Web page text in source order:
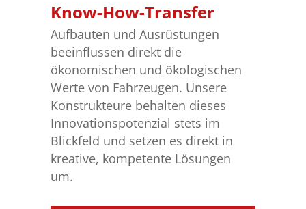
Know-How-Transfer
Aufbauten und Ausrüstungen
beeinflussen direkt die
ökonomischen und ökologischen
Werte von Fahrzeugen. Unsere
Konstrukteure behalten dieses
Innovationspotenzial stets im
Blickfeld und setzen es direkt in
kreative, kompetente Lösungen
um.